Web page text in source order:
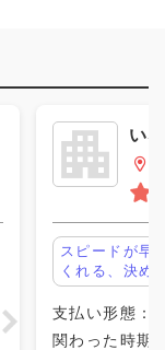
い
スピードが早
くれる、決め
支払い形態：
関わった時期